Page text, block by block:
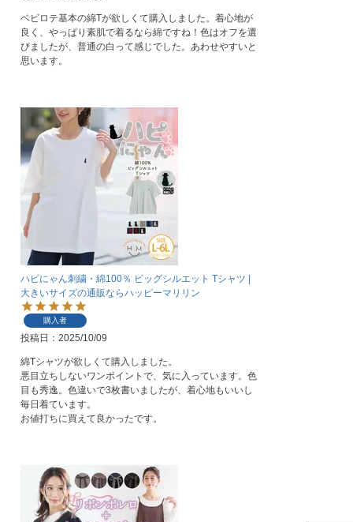
ベビロテ基本の綿Tが欲しくて購入しました。着心地が
良く、やっぱり素肌で着るなら綿ですね！色はオフを選
びましたが、普通の白って感じでした。あわせやすいと
思います。
ハピにゃん刺繍・綿100％ ビッグシルエット Tシャツ |
大きいサイズの通販ならハッピーマリリン
購入者
投稿日 2025/10/09
綿Tシャツが欲しくて購入しました。
悪目立ちしないワンポイントで、気に入っています。色
目も秀逸。色違いで3枚書いましたが、着心地もいいし
毎日着ています。
お値打ちに買えて良かったです。